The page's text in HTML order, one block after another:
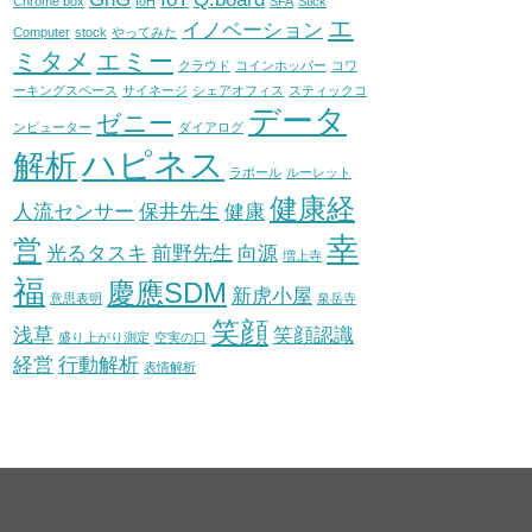
Computer stock やってみた イノベーション エ
ミタメ エミー クラウド コインホッパー コワ
ーキングスペース サイネージ シェアオフィス スティックコ
ンピューター ゼニー ダイアログ データ
解析ハピネス ラポール ルーレット
人流センサー 保井先生 健康 健康経
営 光るタスキ 前野先生 向源 増上寺 幸
福 意思表明 慶應SDM 新虎小屋 泉岳寺
浅草 盛り上がり測定 空実の口 笑顔 笑顔認識
経営 行動解析 表情解析